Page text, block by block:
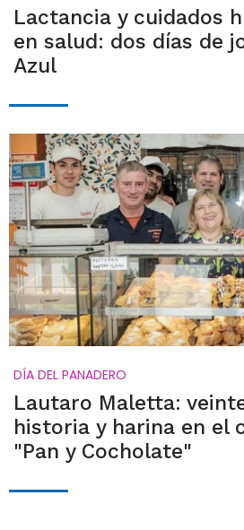
Lactancia y cuidados
en salud: dos días de
Azul
DÍA DEL PANADERO
Lautaro Maletta:
historia y harina en el
"Pan y Cocholate"